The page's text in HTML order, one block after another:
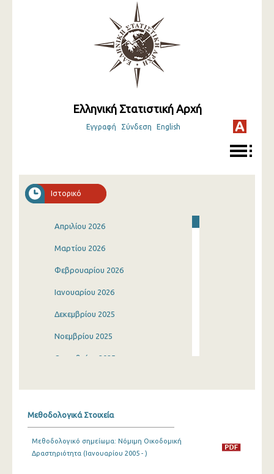
Ελληνική Στατιστική Αρχή
Εγγραφή Σύνδεση English
Ιστορικό
Απριλίου 2026
Μαρτίου 2026
Φεβρουαρίου 2026
Ιανουαρίου 2026
Δεκεμβρίου 2025
Νοεμβρίου 2025
Οκτωβρίου 2025
Ιουνίου 2025
Μεθοδολογικά Στοιχεία
Μεθοδολογικό σημείωμα: Νόμιμη Οικοδομική
Δραστηριότητα (Ιανουαρίου 2005 - )